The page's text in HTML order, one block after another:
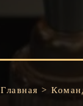
Главная >